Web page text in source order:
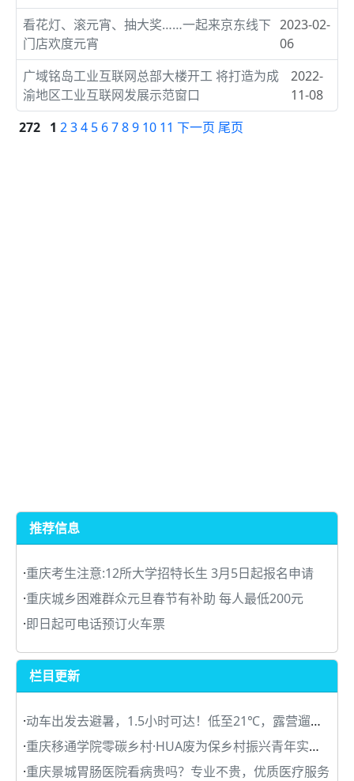
看花灯、滚元宵、抽大奖……一起来京东线下
门店欢度元宵
2023-02-
06
广域铭岛工业互联网总部大楼开工 将打造为成
渝地区工业互联网发展示范窗口
2022-
11-08
272 1 234 5 6789 10 11 下一页 尾页
推荐信息
·重庆考生注意:12所大学招特长生 3月5日起报名申请
·重庆城乡困难群众元旦春节有补助 每人最低200元
·即日起可电话预订火车票
栏目更新
·动车出发去避暑，1.5小时可达！低至21℃，露营遛娃，宠
·重庆移通学院零碳乡村·HUA废为保乡村振兴青年实践团开
·重庆景城胃肠医院看病贵吗？专业不贵，优质医疗服务